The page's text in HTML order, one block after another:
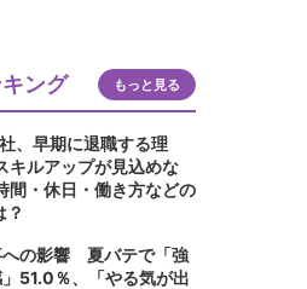
ング もっと見る
、早期に退職する理
ルアップが見込めな
間・休日・働き方などの
？
への影響 夏バテで「強
51.0％、「やる気が出